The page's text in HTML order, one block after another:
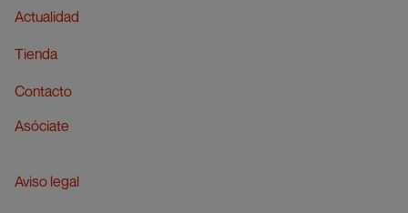
Actualidad
Tienda
Contacto
Asóciate
Aviso legal